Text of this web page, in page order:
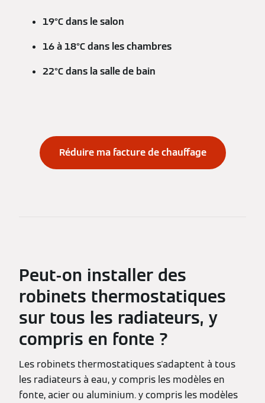
19°C dans le salon
16 à 18°C dans les chambres
22°C dans la salle de bain
Réduire ma facture de chauffage
Peut-on installer des
robinets thermostatiques
sur tous les radiateurs, y
compris en fonte ?
Les robinets thermostatiques s'adaptent à tous
les radiateurs à eau, y compris les modèles en
fonte, acier ou aluminium. y compris les modèles